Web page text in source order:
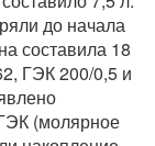
до начала
составила 18
ГЭК 200/0,5 и
(молярное